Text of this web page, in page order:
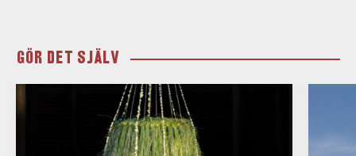
GÖR DET SJÄLV